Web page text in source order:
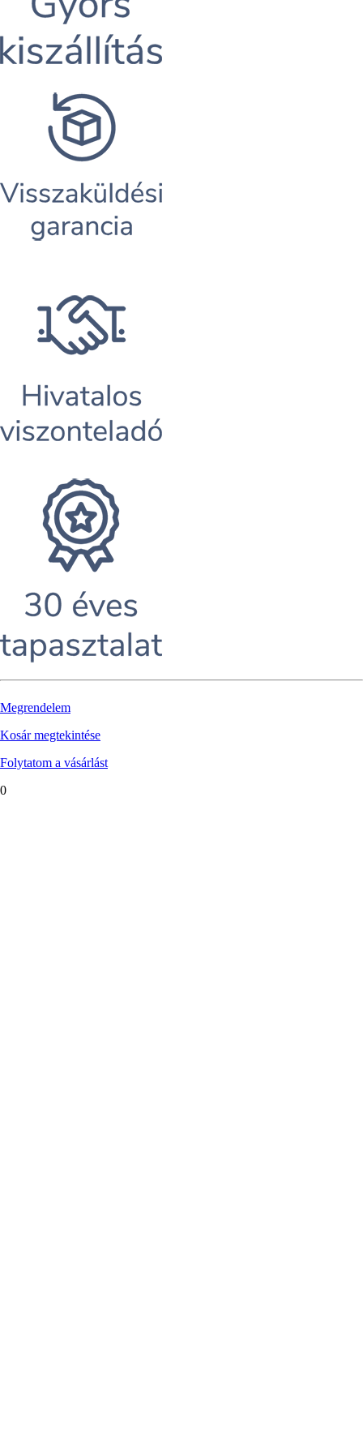
Megrendelem
Kosár megtekintése
Folytatom a vásárlást
0